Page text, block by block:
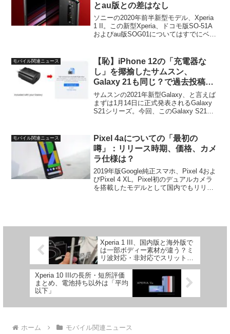
とau版との差はなし
ソニーの2020年前半新型モデル、Xperia
1 II。この新型Xperia、ドコモ版SO-51A
およびau版SOG01についてはすでにベン
てはライバルの機種...
モバイル関連ニュース
【恥】iPhone 12の「充電器な
し」を揶揄したサムスン、
Galaxy 21も同じ？で過去投稿を
削除
サムスンの2021年新型Galaxy、と言えば
まずは1月14日に正式発表されるGalaxy
S21シリーズ。今回、このGalaxy S21シ
認されました。iPhone ...
モバイル関連ニュース
Pixel 4aについての「最初の
噂」：リリース時期、価格、カメ
ラ仕様は？
2019年版Google純正スマホ、Pixel 4およ
びPixel 4 XL。Pixel初のデュアルカメラ
を搭載したモデルとして国内でもリリー
Xperia 1 III、国内版と海外版で
は一部ボディー素材が違う？ミ
リ波対応・非対応でスリットの
有無
Xperia 10 IIIの長所・短所評価
まとめ、電池持ち以外は「平均
以下」
ホーム モバイル関連ニュース